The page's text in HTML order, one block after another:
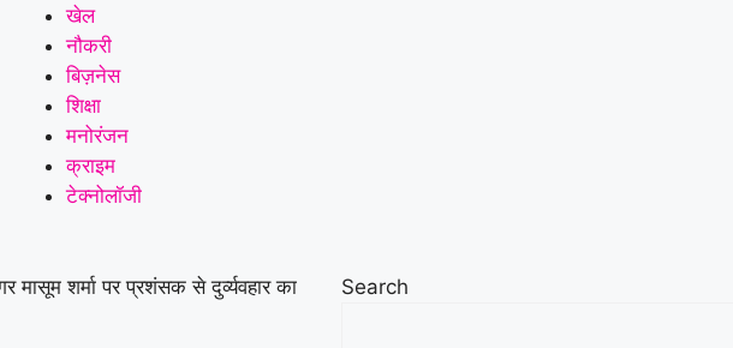
खेल
नौकरी
बिज़नेस
शिक्षा
मनोरंजन
क्राइम
टेक्नोलॉजी
मासूम शर्मा पर प्रशंसक से दुर्व्यवहार का
Search